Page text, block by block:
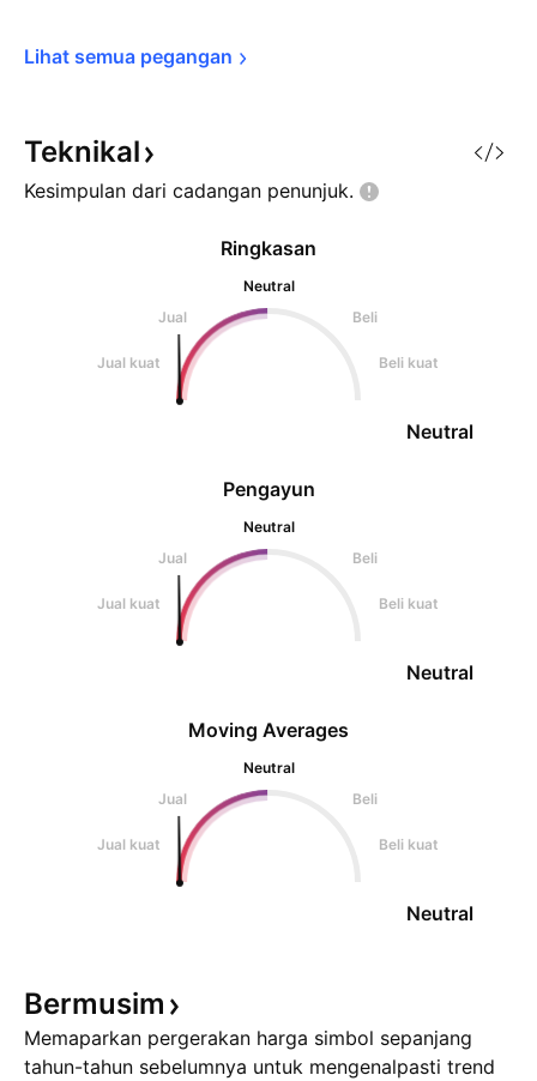
Lihat semua pegangan
Teknikal
Kesimpulan dari cadangan penunjuk.
Pengayun
Neutral
Jual
Beli
Jual kuat Beli kuat
Neutral
Ringkasan
Neutral
Jual
Beli
Jual kuat Beli kuat
Neutral
Moving Averages
Neutral
Jual
Beli
Jual kuat Beli kuat
Neutral
Bermusim
Memaparkan pergerakan harga simbol sepanjang
tahun-tahun sebelumnya untuk mengenalpasti trend